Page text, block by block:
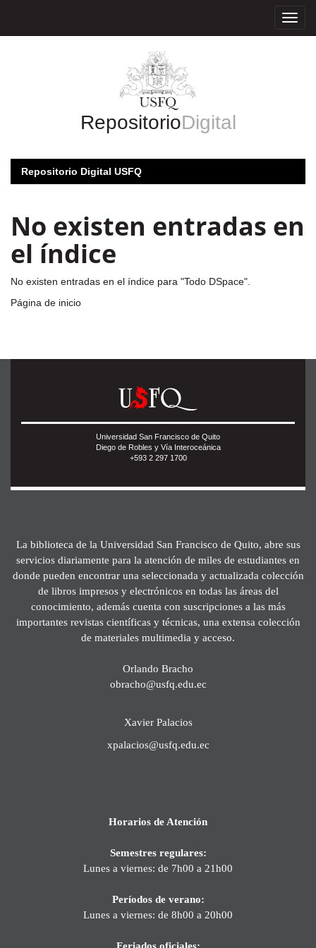
RepositorioDigital
Repositorio Digital USFQ
No existen entradas en
el índice
No existen entradas en el índice para "Todo DSpace".
Página de inicio
Universidad San Francisco de Quito
Diego de Robles y Vía Interoceánica
+593 2 297 1700
La biblioteca de la Universidad San Francisco de Quito, abre sus
servicios diariamente para la atención de miles de estudiantes en
donde pueden encontrar una seleccionada y actualizada colección
de libros impresos y electrónicos en todas las áreas del
conocimiento, además cuenta con suscripciones a las más
importantes revistas científicas y técnicas, una extensa colección
de materiales multimedia y acceso.
Orlando Bracho
obracho@usfq.edu.ec
Xavier Palacios
xpalacios@usfq.edu.ec
Horarios de Atención
Semestres regulares:
Lunes a viernes: de 7h00 a 21h00
Períodos de verano:
Lunes a viernes: de 8h00 a 20h00
Feriados oficiales: